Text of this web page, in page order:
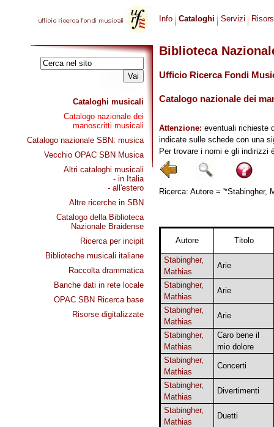
Cataloghi musicali
Catalogo nazionale dei
manoscritti musicali
Catalogo nazionale SBN: musica
Vecchio OPAC SBN Musica
Altri cataloghi musicali
- in Italia
- all'estero
Altre ricerche in SBN
Catalogo della Biblioteca
Nazionale Braidense
Ricerca per incipit
Biblioteche musicali italiane
Raccolta drammatica
Banche dati in rete locale
OPAC SBN Ricerca base
Risorse digitalizzate
Info Cataloghi Servizi
Biblioteca
Ufficio Ricerca Fondi
Catalogo nazionale dei
Attenzione: eventuali richieste
indicate sulle schede con una
Per trovare i nomi e gli indirizzi
Ricerca: Autore = '*Stabingher,
Autore Titolo
Stabingher,
Mathias
Arie
Stabingher,
Mathias
Arie
Stabingher,
Mathias
Arie
Stabingher,
Mathias
Caro bene il
mio dolore
Stabingher,
Mathias
Concerti
Stabingher,
Mathias
Divertimenti
Stabingher,
Mathias
Duetti